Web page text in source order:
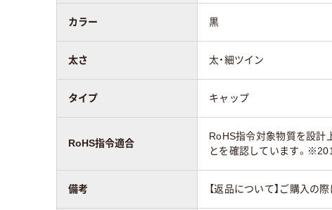
カラー 黒
太さ 太・細ツイン
タイプ キャップ
RoHS指令適合
RoHS指令対象物質を設計
とを確認しています。
備考 【返品について】ご購入の